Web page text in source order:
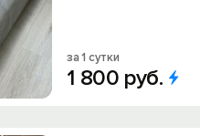
за 1 сутки
1 800 руб.